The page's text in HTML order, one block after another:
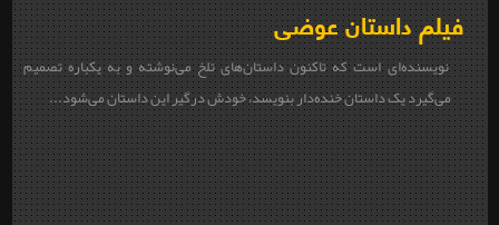
فیلم داستان عوضی
نویسنده‌ای است که تاکنون داستان‌های تلخ می‌نوشته و به یکباره تصمیم
می‌گیرد یک داستان خنده‌دار بنویسد، خودش درگیر این داستان می‌شود...